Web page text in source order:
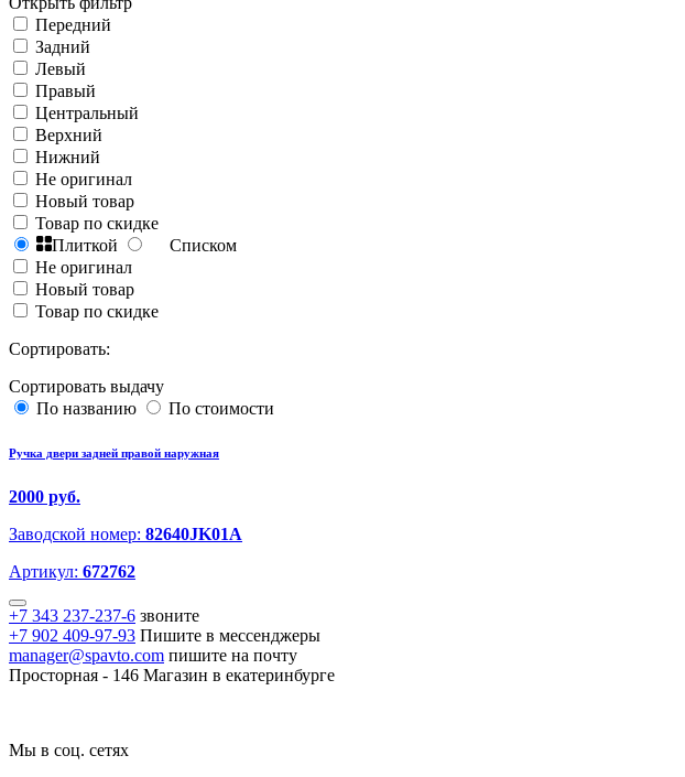
Передний
Задний
Левый
Правый
Центральный
Верхний
Нижний
Не оригинал
Новый товар
Товар по скидке
Плиткой
Списком
Не оригинал
Новый товар
Товар по скидке
Сортировать:
Сортировать выдачу
По названию
По стоимости
Ручка двери задней правой наружная
2000 руб.
Заводской номер: 82640JK01A
Артикул: 672762
+7 343 237-237-6 звоните
+7 902 409-97-93 Пишите в мессенджеры
manager@spavto.com пишите на почту
Просторная - 146 Магазин в екатеринбурге
Мы в соц. сетях